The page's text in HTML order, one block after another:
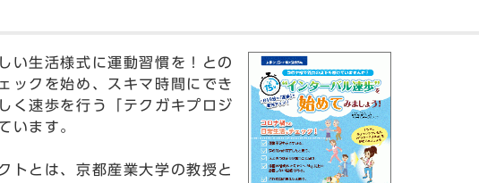
い生活様式に運動習慣を！との
ックを始め、スキマ時間にでき
く速歩を行う「テクガキプロジ
います。
とは、京都産業大学の教授と